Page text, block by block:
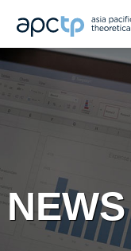
NEWS